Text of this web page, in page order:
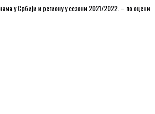
у Србији и региону у сезони 2021/2022. – по оцени